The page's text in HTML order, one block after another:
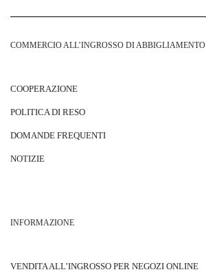
COMMERCIO ALL’INGROSSO DI ABBIGLIAMENTO
COOPERAZIONE
POLITICA DI RESO
DOMANDE FREQUENTI
NOTIZIE
INFORMAZIONE
VENDITA ALL’INGROSSO PER NEGOZI ONLINE